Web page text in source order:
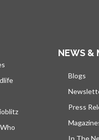
NEWS &
Blogs
Press
In The